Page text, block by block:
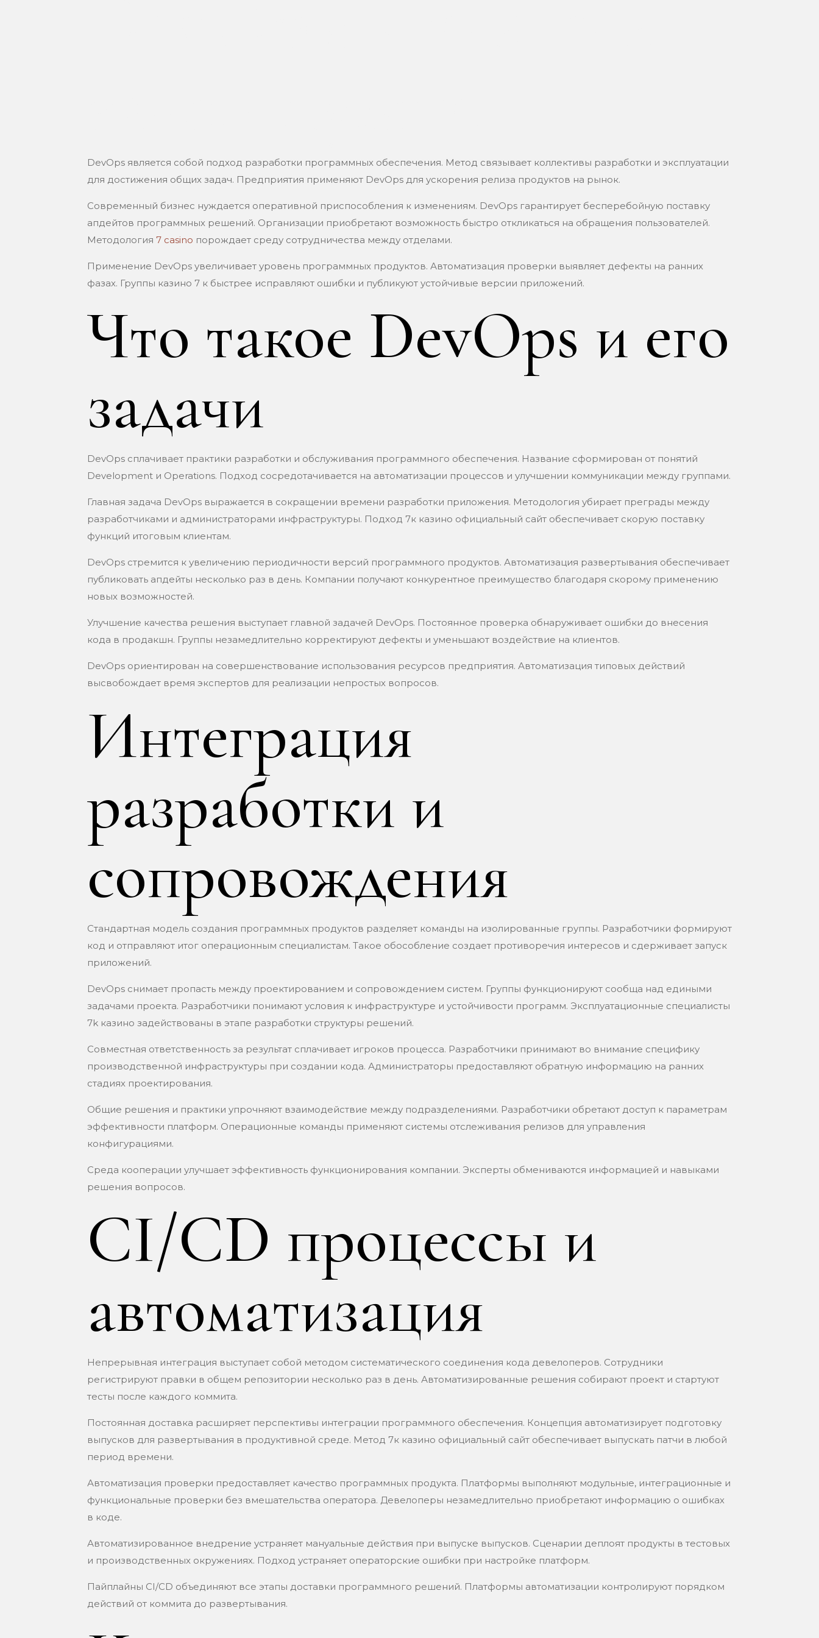
DevOps является собой подход разработки программных обеспечения. Метод связывает коллективы разработки и эксплуатации
для достижения общих задач. Предприятия применяют DevOps для ускорения релиза продуктов на рынок.
Современный бизнес нуждается оперативной приспособления к изменениям. DevOps гарантирует бесперебойную поставку
апдейтов программных решений. Организации приобретают возможность быстро откликаться на обращения пользователей.
Методология 7 casino порождает среду сотрудничества между отделами.
Применение DevOps увеличивает уровень программных продуктов. Автоматизация проверки выявляет дефекты на ранних
фазах. Группы казино 7 к быстрее исправляют ошибки и публикуют устойчивые версии приложений.
Что такое DevOps и его
задачи
DevOps сплачивает практики разработки и обслуживания программного обеспечения. Название сформирован от понятий
Development и Operations. Подход сосредотачивается на автоматизации процессов и улучшении коммуникации между группами.
Главная задача DevOps выражается в сокращении времени разработки приложения. Методология убирает преграды между
разработчиками и администраторами инфраструктуры. Подход 7к казино официальный сайт обеспечивает скорую поставку
функций итоговым клиентам.
DevOps стремится к увеличению периодичности версий программного продуктов. Автоматизация развертывания обеспечивает
публиковать апдейты несколько раз в день. Компании получают конкурентное преимущество благодаря скорому применению
новых возможностей.
Улучшение качества решения выступает главной задачей DevOps. Постоянное проверка обнаруживает ошибки до внесения
кода в продакшн. Группы незамедлительно корректируют дефекты и уменьшают воздействие на клиентов.
DevOps ориентирован на совершенствование использования ресурсов предприятия. Автоматизация типовых действий
высвобождает время экспертов для реализации непростых вопросов.
Интеграция
разработки и
сопровождения
Стандартная модель создания программных продуктов разделяет команды на изолированные группы. Разработчики формируют
код и отправляют итог операционным специалистам. Такое обособление создает противоречия интересов и сдерживает запуск
приложений.
DevOps снимает пропасть между проектированием и сопровождением систем. Группы функционируют сообща над едиными
задачами проекта. Разработчики понимают условия к инфраструктуре и устойчивости программ. Эксплуатационные специалисты
7k казино задействованы в этапе разработки структуры решений.
Совместная ответственность за результат сплачивает игроков процесса. Разработчики принимают во внимание специфику
производственной инфраструктуры при создании кода. Администраторы предоставляют обратную информацию на ранних
стадиях проектирования.
Общие решения и практики упрочняют взаимодействие между подразделениями. Разработчики обретают доступ к параметрам
эффективности платформ. Операционные команды применяют системы отслеживания релизов для управления
конфигурациями.
Среда кооперации улучшает эффективность функционирования компании. Эксперты обмениваются информацией и навыками
решения вопросов.
CI/CD процессы и
автоматизация
Непрерывная интеграция выступает собой методом систематического соединения кода девелоперов. Сотрудники
регистрируют правки в общем репозитории несколько раз в день. Автоматизированные решения собирают проект и стартуют
тесты после каждого коммита.
Постоянная доставка расширяет перспективы интеграции программного обеспечения. Концепция автоматизирует подготовку
выпусков для развертывания в продуктивной среде. Метод 7к казино официальный сайт обеспечивает выпускать патчи в любой
период времени.
Автоматизация проверки предоставляет качество программных продукта. Платформы выполняют модульные, интеграционные и
функциональные проверки без вмешательства оператора. Девелоперы незамедлительно приобретают информацию о ошибках
в коде.
Автоматизированное внедрение устраняет мануальные действия при выпуске выпусков. Сценарии деплоят продукты в тестовых
и производственных окружениях. Подход устраняет операторские ошибки при настройке платформ.
Пайплайны CI/CD объединяют все этапы доставки программного решений. Платформы автоматизации контролируют порядком
действий от коммита до развертывания.